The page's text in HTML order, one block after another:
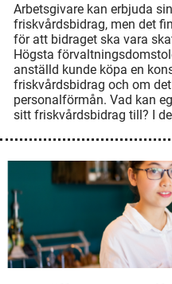
Arbetsgivare kan erbjuda
friskvårdsbidrag, men det
för att bidraget ska vara
Högsta
anställd kunde köpa en
friskvårdsbidrag och om
personalförmån. Vad kan
sitt friskvårdsbidrag till? I